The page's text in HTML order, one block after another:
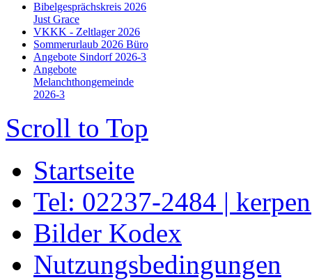
Bibelgesprächskreis 2026
Just Grace
VKKK - Zeltlager 2026
Sommerurlaub 2026 Büro
Angebote Sindorf 2026-3
Angebote
Melanchthongemeinde
2026-3
Scroll to Top
Startseite
Tel: 02237-2484 |
Bilder Kodex
Nutzungsbedingungen